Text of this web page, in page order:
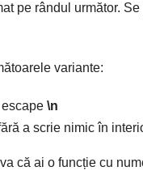
pe rândul următor.
variante:
escape \n
a scrie nimic în
că ai o funcție cu